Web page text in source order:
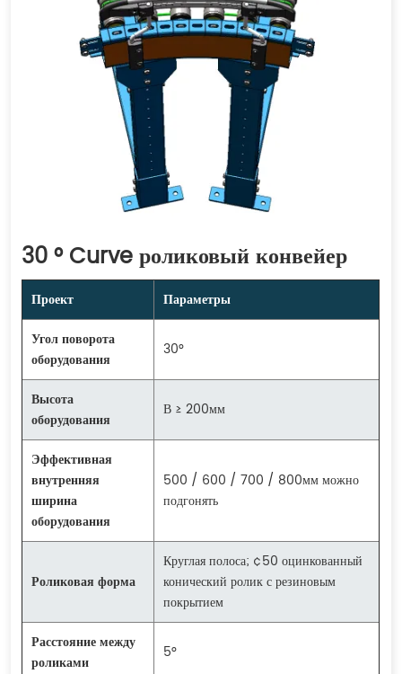
30 ° Curve роликовый конвейер
Проект
Параметры
Угол поворота
оборудования
30°
Высота
оборудования
В ≥ 200мм
Эффективная
внутренняя
ширина
оборудования
500 / 600 / 700 / 800мм можно
подгонять
Роликовая форма
Круглая полоса; ¢50 оцинкованный
конический ролик с резиновым
покрытием
Расстояние между
роликами
5°